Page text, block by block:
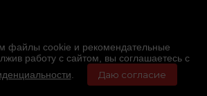
файлы cookie и рекомендательные
работу с сайтом, вы соглашаетесь с
Даю согласие